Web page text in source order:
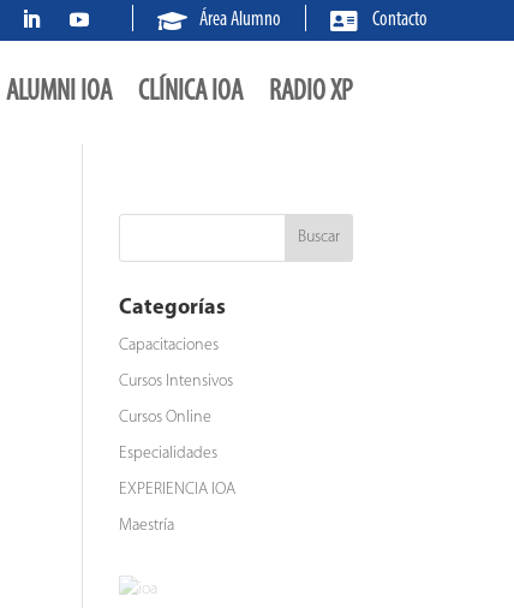
 Área Alumno  Contacto
ALUMNI IOA CLÍNICA IOA RADIO XP
Categorías
Capacitaciones
Cursos Intensivos
Cursos Online
Especialidades
EXPERIENCIA IOA
Maestría